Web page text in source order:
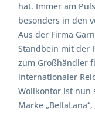
hat. Immer am
besonders in den
Aus der Firma
Standbein mit der
zum Großhändler
internationaler
Wollkontor ist nun
Marke